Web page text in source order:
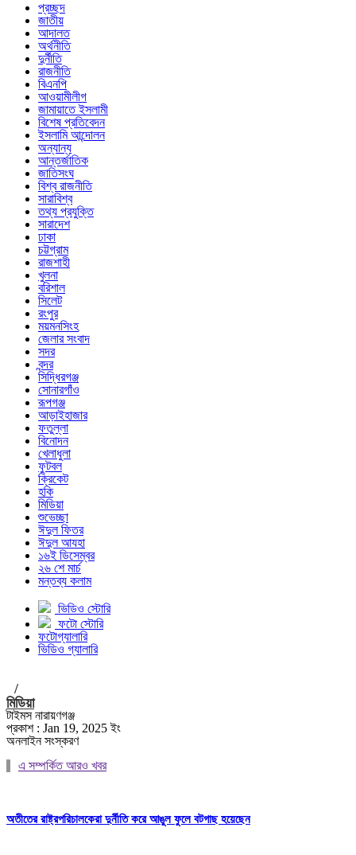
প্রচ্ছদ
জাতীয়
আদালত
অর্থনীতি
দুর্নীতি
রাজনীতি
বিএনপি
আওয়ামীলীগ
জামায়াতে ইসলামী
বিশেষ প্রতিবেদন
ইসলামি আন্দোলন
অন্যান্য
আন্তর্জাতিক
জাতিসংঘ
বিশ্ব রাজনীতি
সারাবিশ্ব
তথ্য প্রযুক্তি
সারাদেশ
ঢাকা
চট্টগ্রাম
রাজশাহী
খুলনা
বরিশাল
সিলেট
রংপুর
ময়মনসিংহ
জেলার সংবাদ
সদর
বন্দর
সিদ্ধিরগঞ্জ
সোনারগাঁও
রূপগঞ্জ
আড়াইহাজার
ফতুল্লা
বিনোদন
খেলাধুলা
ফুটবল
ক্রিকেট
হকি
মিডিয়া
শুভেচ্ছা
ঈদুল ফিতর
ঈদুল আযহা
১৬ই ডিসেম্বর
২৬ শে মার্চ
মন্তব্য কলাম
ভিডিও স্টোরি
ফটো স্টোরি
ফটোগ্যালারি
ভিডিও গ্যালারি
/
মিডিয়া
টাইমস নারায়ণগঞ্জ
প্রকাশ : Jan 19, 2025 ইং
অনলাইন সংস্করণ
এ সম্পর্কিত আরও খবর
অতীতের রাষ্ট্রপরিচালকেরা দুর্নীতি করে আঙুল ফুলে বটগাছ হয়েছেন